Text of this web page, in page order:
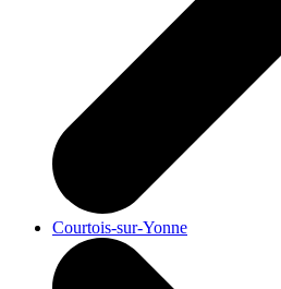
Courtois-sur-Yonne